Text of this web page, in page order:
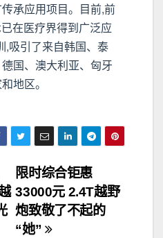
承应用项目。目前,前
在医疗界得到广泛应
,吸引了来自韩国、泰
国、澳大利亚、匈牙
地区。
限时综合钜惠
33000元 2.4T越野
炮致敬了不起的
“她”